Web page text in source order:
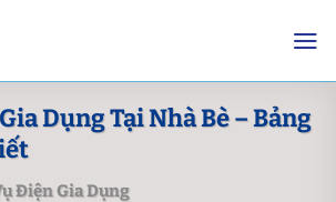
Dụng Tại Nhà Bè – Bảng
Điện Gia Dụng